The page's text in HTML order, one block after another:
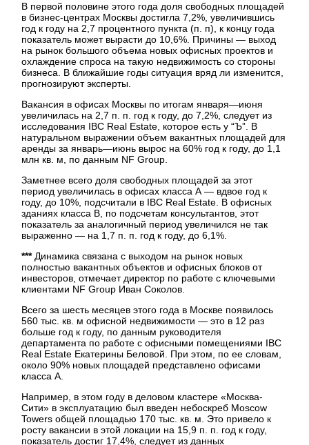
В первой половине этого года доля свободных площадей
в бизнес-центрах Москвы достигла 7,2%, увеличившись
год к году на 2,7 процентного пункта (п. п), к концу года
показатель может вырасти до 10,6%. Причины — выход
на рынок большого объема новых офисных проектов и
охлаждение спроса на такую недвижимость со стороны
бизнеса. В ближайшие годы ситуация вряд ли изменится,
прогнозируют эксперты.
Вакансия в офисах Москвы по итогам января—июня
увеличилась на 2,7 п. п. год к году, до 7,2%, следует из
исследования IBC Real Estate, которое есть у “Ъ”. В
натуральном выражении объем вакантных площадей для
аренды за январь—июнь вырос на 60% год к году, до 1,1
млн кв. м, по данным NF Group.
Заметнее всего доля свободных площадей за этот
период увеличилась в офисах класса А — вдвое год к
году, до 10%, подсчитали в IBC Real Estate. В офисных
зданиях класса В, по подсчетам консультантов, этот
показатель за аналогичный период увеличился не так
выраженно — на 1,7 п. п. год к году, до 6,1%.
*** Динамика связана с выходом на рынок новых
полностью вакантных объектов и офисных блоков от
инвесторов, отмечает директор по работе с ключевыми
клиентами NF Group Иван Соколов.
Всего за шесть месяцев этого года в Москве появилось
560 тыс. кв. м офисной недвижимости — это в 12 раз
больше год к году, по данным руководителя
департамента по работе с офисными помещениями IBC
Real Estate Екатерины Беловой. При этом, по ее словам,
около 90% новых площадей представлено офисами
класса А.
Например, в этом году в деловом кластере «Москва-
Сити» в эксплуатацию был введен небоскреб Moscow
Towers общей площадью 170 тыс. кв. м. Это привело к
росту вакансии в этой локации на 15,9 п. п. год к году,
показатель достиг 17,4%, следует из данных